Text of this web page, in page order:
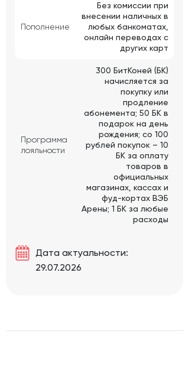
Пополнение
Без комиссии при
внесении наличных в
любых банкоматах,
онлайн переводах с
других карт
Программа
лояльности
300 БитКоней (БК)
начисляется за
покупку или
продление
абонемента; 50 БК в
подарок на день
рождения; со 100
рублей покупок – 10
БК за оплату
товаров в
официальных
магазинах, кассах и
фуд-кортах ВЭБ
Арены; 1 БК за любые
расходы
Дата актуальности:
29.07.2026